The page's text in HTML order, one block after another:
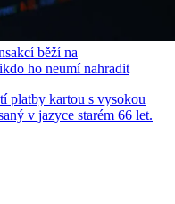
běží na
ho neumí nahradit
platby kartou s vysokou
v jazyce starém 66 let.